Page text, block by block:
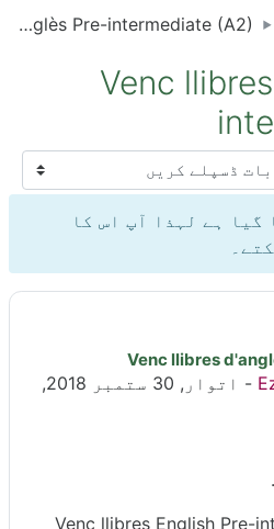
Venc llibres d'anglès Pre-intermediate (A2)
Venc
ہے لہذا آپ اس کا
Venc llibres
-
اتوار, 30 ستمبر 2018,
Venc llibres English